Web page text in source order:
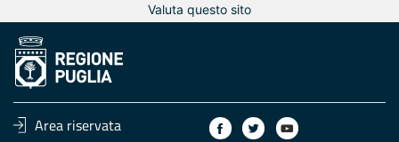
Valuta questo sito
Area riservata